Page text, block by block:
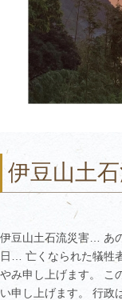
伊豆山土
伊豆山土石流災害… あ
日… 亡くなられた犠牲
やみ申し上げます。 こ
い申し上げます。 行政